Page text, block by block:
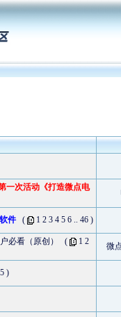
一次活动《打造微点电
件 ( 1 2 3 4 5 6 .. 46 )
必看（原创） ( 1 2
微
5 )